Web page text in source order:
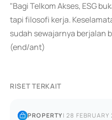
"Bagi Telkom Akses, ESG
tapi filosofi kerja.
sudah sewajarnya berjalan
(end/ant)
RISET TERKAIT
PROPERTY|28